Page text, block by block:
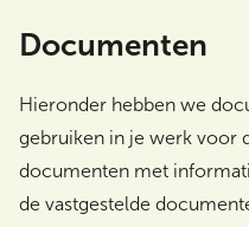
Documenten
Hieronder hebben we
gebruiken in je werk voor
documenten met
de vastgestelde